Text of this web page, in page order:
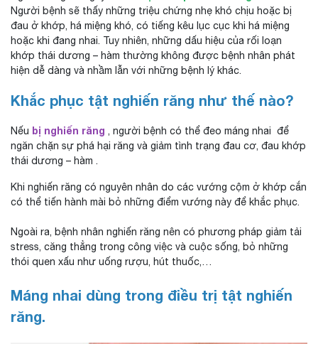
Người bệnh sẽ thấy những triệu chứng nhẹ khó chịu hoặc bị
đau ở khớp, há miệng khó, có tiếng kêu lục cục khi há miệng
hoặc khi đang nhai. Tuy nhiên, những dấu hiệu của rối loạn
khớp thái dương – hàm thường không được bệnh nhân phát
hiện dễ dàng và nhầm lẫn với những bệnh lý khác.
Khắc phục tật nghiến răng như thế nào?
Nếu bị nghiến răng , người bệnh có thể đeo máng nhai để
ngăn chặn sự phá hại răng và giảm tình trạng đau cơ, đau khớp
thái dương – hàm .
Khi nghiến răng có nguyên nhân do các vướng cộm ở khớp cắn
có thể tiến hành mài bỏ những điểm vướng này để khắc phục.
Ngoài ra, bệnh nhân nghiến răng nên có phương pháp giảm tải
stress, căng thẳng trong công việc và cuộc sống, bỏ những
thói quen xấu như uống rượu, hút thuốc,…
Máng nhai dùng trong điều trị tật nghiến
răng.